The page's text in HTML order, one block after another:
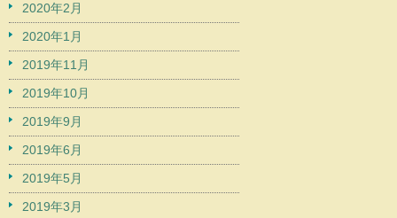
2020年2月
2020年1月
2019年11月
2019年10月
2019年9月
2019年6月
2019年5月
2019年3月